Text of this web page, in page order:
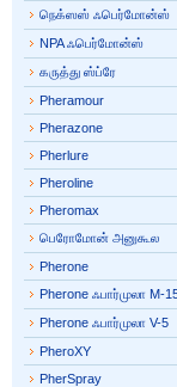
நெக்ஸஸ் ஃபெர்மோன்ஸ்
NPA ஃபெர்மோன்ஸ்
கருத்து ஸ்ப்ரே
Pheramour
Pherazone
Pherlure
Pheroline
Pheromax
பெரோமோன் அனுகூல
Pherone
Pherone ஃபார்முலா M-
Pherone ஃபார்முலா V-5
PheroXY
PherSpray